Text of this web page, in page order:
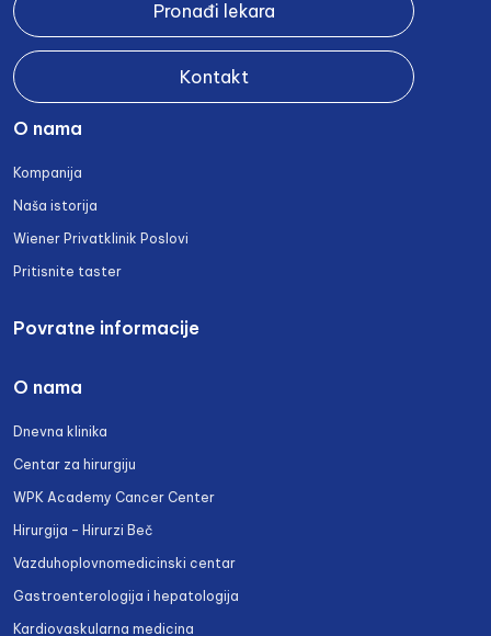
Pronađi lekara
Kontakt
O nama
Kompanija
Naša istorija
Wiener Privatklinik Poslovi
Pritisnite taster
Povratne informacije
O nama
Dnevna klinika
Centar za hirurgiju
WPK Academy Cancer Center
Hirurgija – Hirurzi Beč
Vazduhoplovnomedicinski centar
Gastroenterologija i hepatologija
Kardiovaskularna medicina